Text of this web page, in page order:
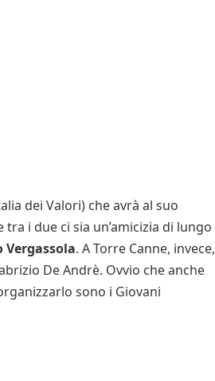
dei Valori) che avrà al suo
tra i due ci sia un’amicizia di lungo
Vergassola. A Torre Canne, invece,
De Andrè. Ovvio che anche
sono i Giovani